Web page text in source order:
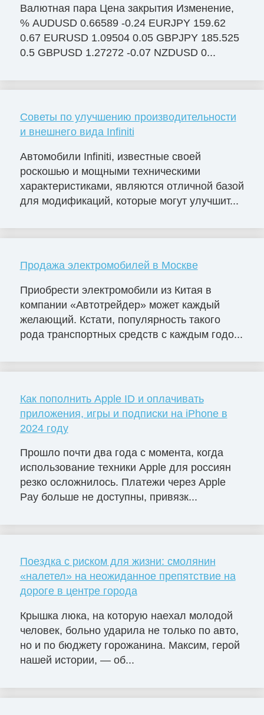
Валютная пара Цена закрытия Изменение,
% AUDUSD 0.66589 -0.24 EURJPY 159.62
0.67 EURUSD 1.09504 0.05 GBPJPY 185.525
0.5 GBPUSD 1.27272 -0.07 NZDUSD 0...
Советы по улучшению производительности
и внешнего вида Infiniti
Автомобили Infiniti, известные своей
роскошью и мощными техническими
характеристиками, являются отличной базой
для модификаций, которые могут улучшит...
Продажа электромобилей в Москве
Приобрести электромобили из Китая в
компании «Автотрейдер» может каждый
желающий. Кстати, популярность такого
рода транспортных средств с каждым годо...
Как пополнить Apple ID и оплачивать
приложения, игры и подписки на iPhone в
2024 году
Прошло почти два года с момента, когда
использование техники Apple для россиян
резко осложнилось. Платежи через Apple
Pay больше не доступны, привязк...
Поездка с риском для жизни: смолянин
«налетел» на неожиданное препятствие на
дороге в центре города
Крышка люка, на которую наехал молодой
человек, больно ударила не только по авто,
но и по бюджету горожанина. Максим, герой
нашей истории, — об...